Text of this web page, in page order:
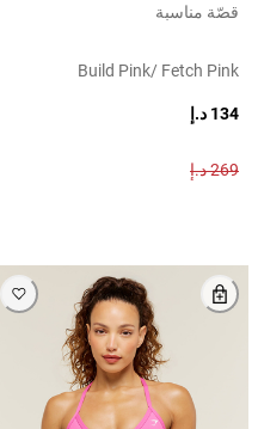
قصّة مناسبة
Build Pink/ Fetch Pink
134 د.إ
269 د.إ